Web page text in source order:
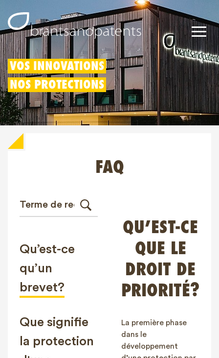
Brevets
Marques
Modèles
Contact
Client login
VOS INNOVATIONS
NOS PROTECTIONS
FAQ
Qu’est-ce
qu’un
brevet?
Que signifie
la protection
QU’EST-CE
QUE LE
DROIT DE
PRIORITÉ?
La première phase
dans le
développement